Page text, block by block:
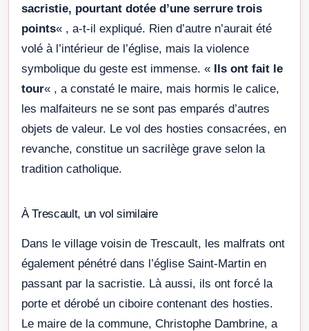
sacristie, pourtant dotée d’une serrure trois
points« , a-t-il expliqué. Rien d’autre n’aurait été
volé à l’intérieur de l’église, mais la violence
symbolique du geste est immense. « Ils ont fait le
tour« , a constaté le maire, mais hormis le calice,
les malfaiteurs ne se sont pas emparés d’autres
objets de valeur. Le vol des hosties consacrées, en
revanche, constitue un sacrilège grave selon la
tradition catholique.
À Trescault, un vol similaire
Dans le village voisin de Trescault, les malfrats ont
également pénétré dans l’église Saint-Martin en
passant par la sacristie. Là aussi, ils ont forcé la
porte et dérobé un ciboire contenant des hosties.
Le maire de la commune, Christophe Dambrine, a